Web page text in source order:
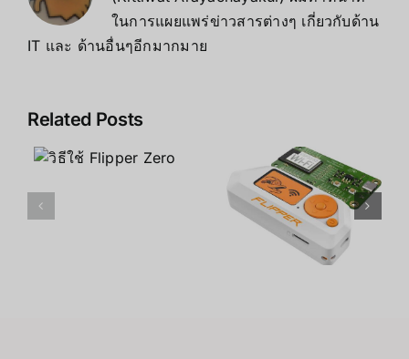
ในการแผยแพร่ข่าวสารต่างๆ เกี่ยวกับด้าน
IT และ ด้านอื่นๆอีกมากมาย
Related Posts
Flipper
Zero คือ
อะไร